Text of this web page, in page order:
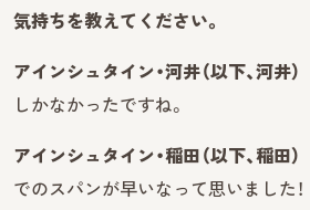
気持ちを教えてください。
アインシュタイン・河井（以下、河井）
しかなかったですね。
アインシュタイン・稲田（以下、稲田）
でのスパンが早いなって思いました！